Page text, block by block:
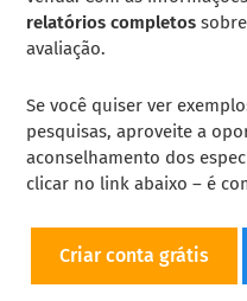
relatórios completos
avaliação.
Se você quiser ver
pesquisas, aproveite a
aconselhamento dos
clicar no link abaixo – é
Criar conta grátis